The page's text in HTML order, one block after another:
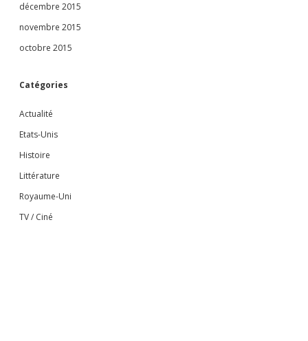
décembre 2015
novembre 2015
octobre 2015
Catégories
Actualité
Etats-Unis
Histoire
Littérature
Royaume-Uni
TV / Ciné